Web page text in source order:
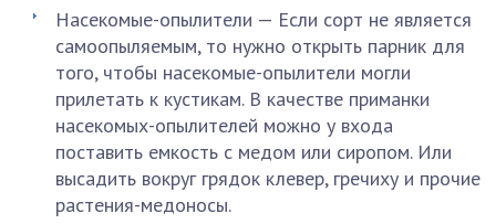
Насекомые-опылители — Если сорт не является
самоопыляемым, то нужно открыть парник для
того, чтобы насекомые-опылители могли
прилетать к кустикам. В качестве приманки
насекомых-опылителей можно у входа
поставить емкость с медом или сиропом. Или
высадить вокруг грядок клевер, гречиху и прочие
растения-медоносы.